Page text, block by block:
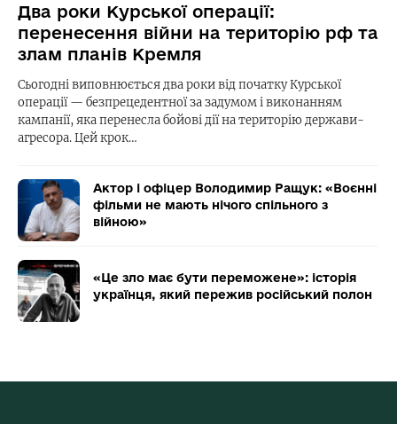
Два роки Курської операції:
перенесення війни на територію рф та
злам планів Кремля
Сьогодні виповнюється два роки від початку Курської
операції — безпрецедентної за задумом і виконанням
кампанії, яка перенесла бойові дії на територію держави-
агресора. Цей крок…
Актор і офіцер Володимир Ращук: «Воєнні
фільми не мають нічого спільного з
війною»
«Це зло має бути переможене»: історія
українця, який пережив російський полон